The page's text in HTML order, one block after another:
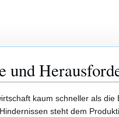
kaum schneller als
steht dem